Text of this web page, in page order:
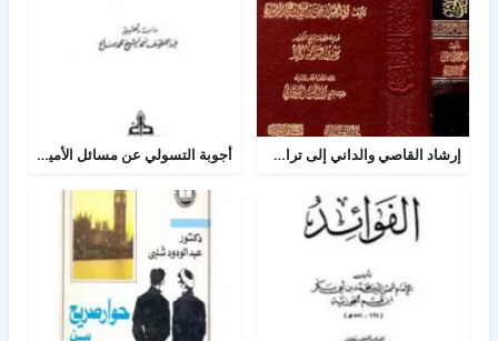
إرشاد القاصي والداني إلى تراجم شيوخ الطبراني أجوبة التسولي عن مسائل الأمير عبد القادر في الجهاد